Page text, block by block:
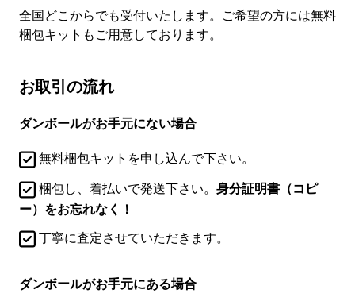
全国どこからでも受付いたします。ご希望の方には無料
梱包キットもご用意しております。
お取引の流れ
ダンボールがお手元にない場合
無料梱包キットを申し込んで下さい。
梱包し、着払いで発送下さい。 身分証明書（コピ
ー）をお忘れなく！
丁寧に査定させていただきます。
ダンボールがお手元にある場合